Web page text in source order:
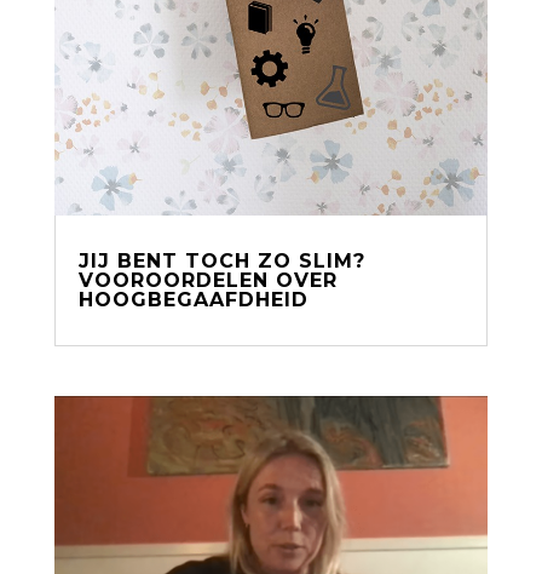
JIJ BENT TOCH ZO SLIM?
VOOROORDELEN OVER
HOOGBEGAAFDHEID